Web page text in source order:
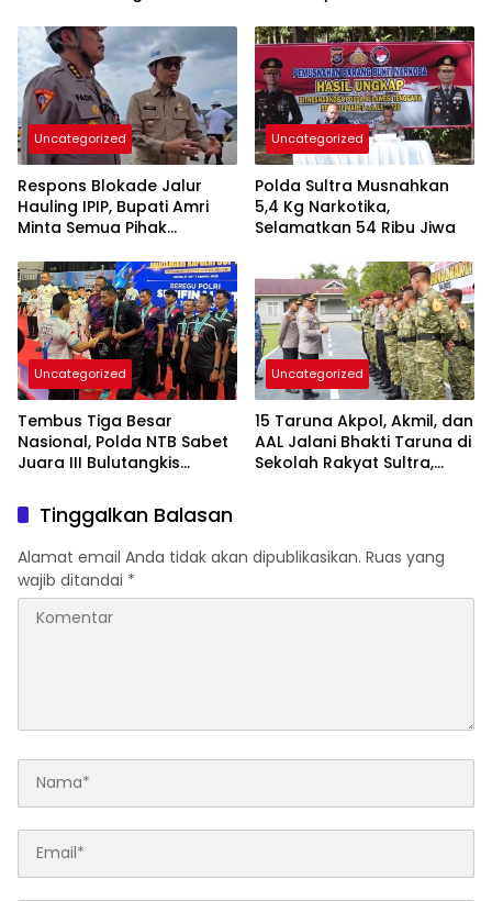
Penyimpangan Sosial
Permintaan
Uncategorized
Respons Blokade Jalur
Hauling IPIP, Bupati Amri
Minta Semua Pihak
Kepastian Hukum
Uncategorized
Polda Sultra Musnahkan
5,4 Kg Narkotika,
Selamatkan 54 Ribu Jiwa
Uncategorized
Tembus Tiga Besar
Nasional, Polda NTB Sabet
Juara III Bulutangkis
Uncategorized
15 Taruna Akpol, Akmil, dan
AAL Jalani Bhakti Taruna di
Sekolah Rakyat Sultra,
Tinggalkan Balasan
Alamat email Anda tidak akan dipublikasikan. Ruas yang
wajib ditandai *